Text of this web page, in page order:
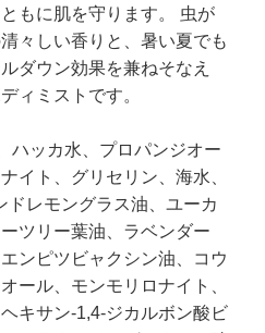
もに肌を守ります。 虫が
々しい香りと、暑い夏でも
ダウン効果を兼ねそなえ
ィミストです。
ハッカ水、プロパンジオー
イト、グリセリン、海水、
ドレモングラス油、ユーカ
ツリー葉油、ラベンダー
ンピツビャクシン油、コウ
ール、モンモリロナイト、
キサン-1,4-ジカルボン酸ビ